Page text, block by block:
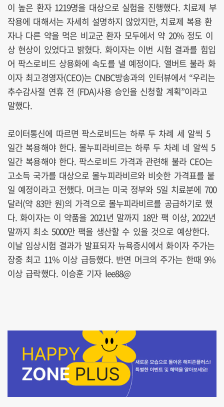
이 높은 환자 1219명을 대상으로 실험을 진행했다. 치료제 부
작용에 대해서는 자세히 설명하지 않았지만, 치료제 복용 환
자나 다른 약을 먹은 비교군 환자 모두에서 약 20% 정도 이
상 현상이 있었다고 밝혔다. 화이자는 이번 시험 결과를 힘입
어 팍스로비드 상용화에 속도를 낼 예정이다. 앨버트 불라 화
이자 최고경영자(CEO)는 CNBC방송과의 인터뷰에서 “우리는
추수감사절 연휴 전 (FDA)사용 승인을 신청할 계획”이라고
말했다.
로이터통신에 따르면 팍스로비드는 하루 두 차례 세 알씩 5
일간 복용해야 한다. 몰누피라비르는 하루 두 차례 네 알씩 5
일간 복용해야 한다. 팍스로비드 가격과 관련해 불라 CEO는
고소득 국가를 대상으로 몰누피라비르와 비슷한 가격표를 붙
일 예정이라고 전했다. 머크는 미국 정부와 5일 치료분에 700
달러(약 83만 원)의 가격으로 몰누피라비르를 공급하기로 했
다. 화이자는 이 약품을 2021년 말까지 18만 팩 이상, 2022년
말까지 최소 5000만 팩을 생산할 수 있을 것으로 예상한다.
이날 임상시험 결과가 발표되자 뉴욕증시에서 화이자 주가는
장중 최고 11% 이상 급등했다. 반면 머크의 주가는 한때 9%
이상 급락했다. 이승훈 기자 lee88@